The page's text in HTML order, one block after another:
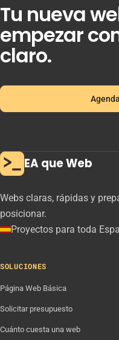
Tu nueva
empezar
claro.
EA que Web
Webs claras, rápidas y
posicionar.
Proyectos para toda
SOLUCIONES
Página Web Básica
Solicitar presupuesto
Cuánto cuesta una web